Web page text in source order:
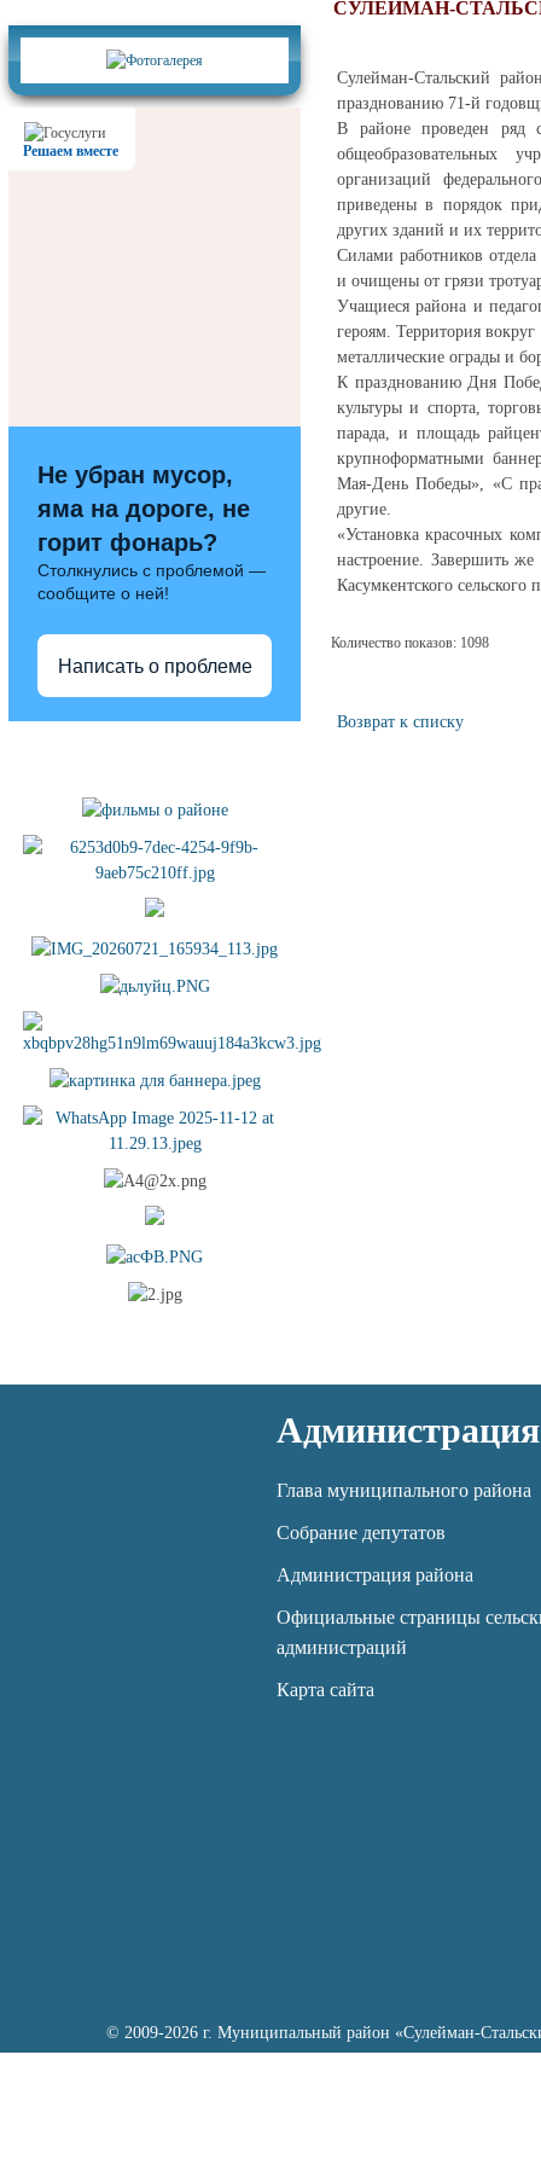
Решаем вместе
Не убран мусор,
яма на дороге, не
горит фонарь?
Столкнулись с проблемой —
сообщите о ней!
Написать о проблеме
СУЛЕЙМАН-
Сулейман-Стальский
празднованию 71-й
В районе проведен ряд
общеобразовательных
организаций
приведены в порядок
других зданий и их
Силами работников
и очищены от грязи
Учащиеся района и
героям. Территория
металлические ограды и
К празднованию Дня
культуры и спорта,
парада, и площадь
крупноформатными
Мая-День Победы», «С
другие.
«Установка красочных
настроение. Завершить
Касумкентского сельского
Количество показов: 1098
Возврат к списку
Администрация
Глава муниципального района
Собрание депутатов
Администрация района
Официальные страницы
администраций
Карта сайта
© 2009-2026 г. Муниципальный район «Сулейман-